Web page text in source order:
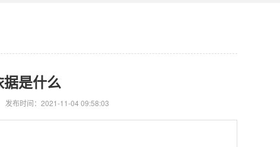
是什么
发布时间：2021-11-04 09:58:03